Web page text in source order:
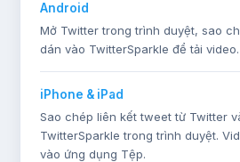
Android
Mở Twitter trong trình duyệt, sao
dán vào TwitterSparkle để tải video.
iPhone & iPad
Sao chép liên kết tweet từ Twitter
TwitterSparkle trong trình duyệt.
vào ứng dụng Tệp.